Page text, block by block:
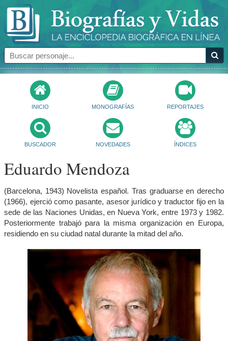
INICIO MONOGRAFÍAS REPORTAJES
BUSCADOR NOVEDADES ÍNDICES
Eduardo Mendoza
(Barcelona, 1943) Novelista español. Tras graduarse en derecho
(1966), ejerció como pasante, asesor jurídico y traductor fijo en la
sede de las Naciones Unidas, en Nueva York, entre 1973 y 1982.
Posteriormente trabajó para la misma organización en Europa,
residiendo en su ciudad natal durante la mitad del año.